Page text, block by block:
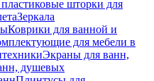
шторки для
Зеркала
Коврики для ванной и
для мебели в
Экраны для ванн,
душевых